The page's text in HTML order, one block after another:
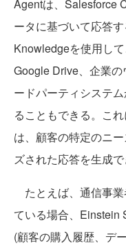
Agentは、Salesforce
ータに基づいて応答
Knowledgeを使用し
Google Drive、企業
ードパーティシステ
ることもできる。こ
は、顧客の特定のニ
ズされた応答を生成で
たとえば、通信事
ている場合、Einstein
(顧客の購入履歴、デ